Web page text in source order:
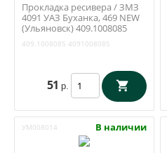
Прокладка ресивера / ЗМЗ
4091 УАЗ Буханка, 469 NEW
(Ульяновск) 409.1008085
409.1008085 4091008085
51 р.
УМ008014 В наличии